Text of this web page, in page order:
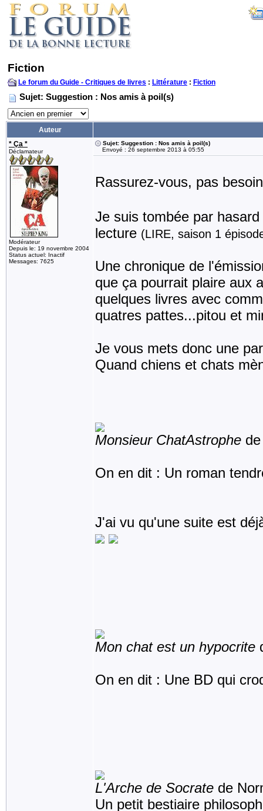
Fiction
Le forum du Guide - Critiques de livres : Littérature : Fiction
Sujet: Suggestion : Nos amis à poil(s)
Auteur
* Ça *
Déclamateur
Modérateur
Depuis le: 19 novembre 2004
Status actuel: Inactif
Messages: 7625
Sujet: Suggestion : Nos amis à poil(s)
Envoyé : 26 septembre 2013 à 05:55
Rassurez-vous, pas
Je suis tombée par
lecture (LIRE, saison 1
Une chronique de
que ça pourrait plaire aux
quelques livres avec
quatres pattes...pitou et
Je vous mets donc une
Quand chiens et chats
Monsieur ChatAstrophe
On en dit : Un roman
J'ai vu qu'une suite est
Mon chat est un hypocrite
On en dit : Une BD qui
L'Arche de Socrate de
Un petit bestiaire